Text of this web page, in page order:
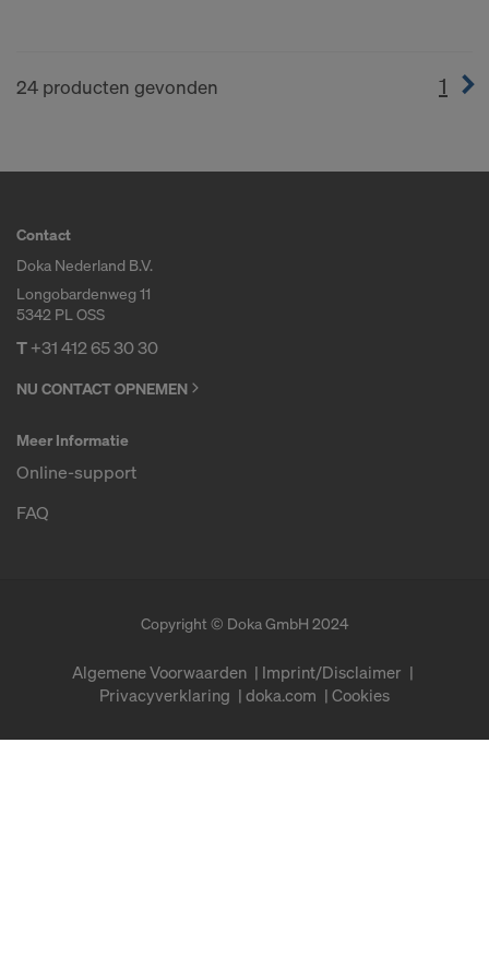
24 producten gevonden 1
Contact
Doka Nederland B.V.
Longobardenweg 11
5342 PL OSS
T+31 412 65 30 30
NU CONTACT OPNEMEN
Meer Informatie
Online-support
FAQ
Copyright © Doka GmbH 2024
Algemene Voorwaarden
Imprint/Disclaimer
Privacyverklaring
doka.com Cookies